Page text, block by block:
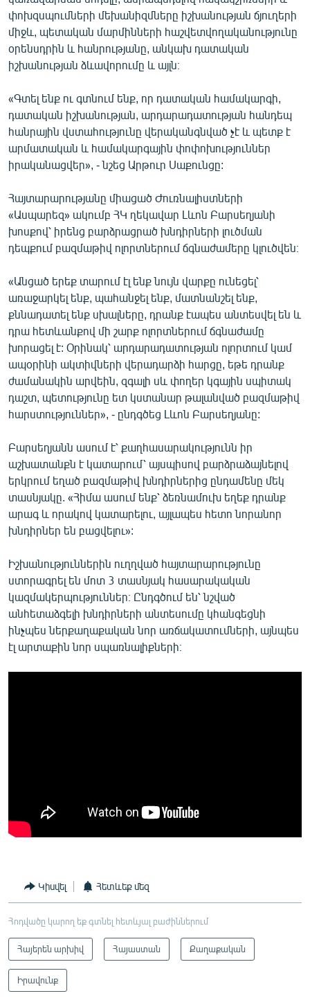
փոխզսպումների մեխանիզմները իշխանության ճյուղերի
միջև, պետական մարմինների հաշվետվողականությունը
օրենսդրին և հանրությանը, անկախ դատական
իշխանության ձևավորումը և այլն։
«Գտել ենք ու գտնում ենք, որ դատական համակարգի,
դատական իշխանության, արդարադատության հանդեպ
հանրային վստահությունը վերականգնված չէ և պետք է
արմատական և համակարգային փոփոխություններ
իրականացվեր», - նշեց Արթուր Սաքունցը:
Հայտարարությանը միացած Ժուռնալիստների
«Ասպարեզ» ակումբ ՀԿ ղեկավար Լևոն Բարսեղյանի
խոսքով՝ իրենց բարձրացրած խնդիրների լուծման
դեպքում բազմաթիվ ոլորտներում ճգնաժամերը կլուծվեն։
«Անցած երեք տարում էլ ենք նույն վարքը ունեցել՝
առաջարկել ենք, պահանջել ենք, մատնանշել ենք,
քննադատել ենք սխալները, դրանք էապես անտեսվել են և
դրա հետևանքով մի շարք ոլորտներում ճգնաժամը
խորացել է: Օրինակ՝ արդարադատության ոլորտում կամ
ապօրինի ակտիվների վերադարձի հարցը, եթե դրանք
ժամանակին արվեին, զգալի սև փողեր կգային սպիտակ
դաշտ, պետությունը ետ կստանար թալանված բազմաթիվ
հարստություններ», - ընդգծեց Լևոն Բարսեղյանը:
Բարսեղյանն ասում է՝ քաղհասարակությունն իր
աշխատանքն է կատարում՝ այսպիսով բարձրաձայնելով
երկրում եղած բազմաթիվ խնդիրներից ընդամենը մեկ
տասնյակը. «Հիմա ասում ենք՝ ձեռնամուխ եղեք դրանք
արագ և որակով կատարելու, այլապես հետո նորանոր
խնդիրներ են բացվելու»:
Իշխանություններին ուղղված հայտարարությունը
ստորագրել են մոտ 3 տասնյակ հասարակական
կազմակերպություններ։ Ընդգծում են՝ նշված
անհետաձգելի խնդիրների անտեսումը կհանգեցնի
ինչպես ներքաղաքական նոր առճակատումների, այնպես
էլ արտաքին նոր սպառնալիքների։
Կիսվել Հետևեք մեզ
Հոդվածը կարող եք գտնել հետևյալ բաժիններում
Հայերեն արխիվ Հայաստան Քաղաքական
Իրավունք